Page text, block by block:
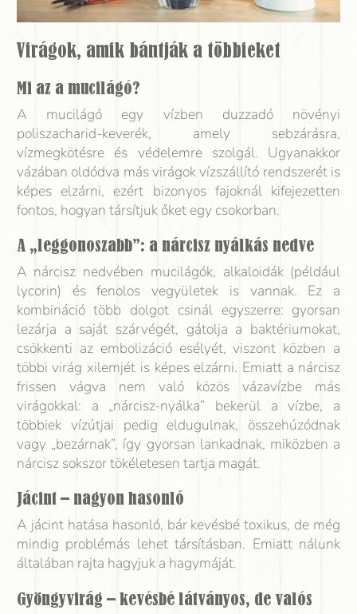
Virágok, amik bántják a többieket
Mi az a mucilágó?
A mucilágó egy vízben duzzadó növényi
poliszacharid-keverék, amely sebzárásra,
vízmegkötésre és védelemre szolgál. Ugyanakkor
vázában oldódva más virágok vízszállító rendszerét is
képes elzárni, ezért bizonyos fajoknál kifejezetten
fontos, hogyan társítjuk őket egy csokorban.
A „leggonoszabb”: a nárcisz nyálkás nedve
A nárcisz nedvében mucilágók, alkaloidák (például
lycorin) és fenolos vegyületek is vannak. Ez a
kombináció több dolgot csinál egyszerre: gyorsan
lezárja a saját szárvégét, gátolja a baktériumokat,
csökkenti az embolizáció esélyét, viszont közben a
többi virág xilemjét is képes elzárni. Emiatt a nárcisz
frissen vágva nem való közös vázavízbe más
virágokkal: a „nárcisz-nyálka” bekerül a vízbe, a
többiek vízútjai pedig eldugulnak, összehúzódnak
vagy „bezárnak”, így gyorsan lankadnak, miközben a
nárcisz sokszor tökéletesen tartja magát.
Jácint – nagyon hasonló
A jácint hatása hasonló, bár kevésbé toxikus, de még
mindig problémás lehet társításban. Emiatt nálunk
általában rajta hagyjuk a hagymáját.
Gyöngyvirág – kevésbé látványos, de valós